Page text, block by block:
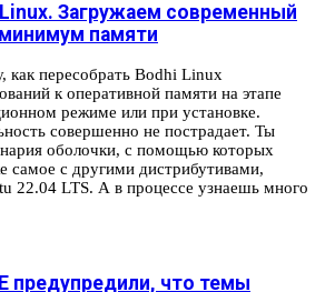
Загружаем современный
памяти
как пересобрать Bodhi Linux
к оперативной памяти на этапе
режиме или при установке.
совершенно не пострадает. Ты
оболочки, с помощью которых
самое с другими дистрибутивами,
22.04 LTS. А в процессе узнаешь много
предупредили, что темы